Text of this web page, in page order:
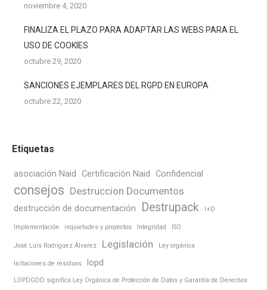
noviembre 4, 2020
FINALIZA EL PLAZO PARA ADAPTAR LAS WEBS PARA EL
USO DE COOKIES
octubre 29, 2020
SANCIONES EJEMPLARES DEL RGPD EN EUROPA
octubre 22, 2020
Etiquetas
asociación Naid Certificación Naid Confidencial
consejos Destruccion Documentos
destrucción de documentación Destrupack I+D
Implementación inquietudes y proyectos Integridad ISO
José Luís Rodriguez Álvarez Legislación Ley orgánica
licitaciones de residuos lopd
LOPDGDD significa Ley Orgánica de Protección de Datos y Garantía de Derechos